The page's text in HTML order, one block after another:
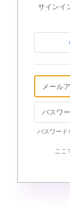
サインイ
パスワード
ここ